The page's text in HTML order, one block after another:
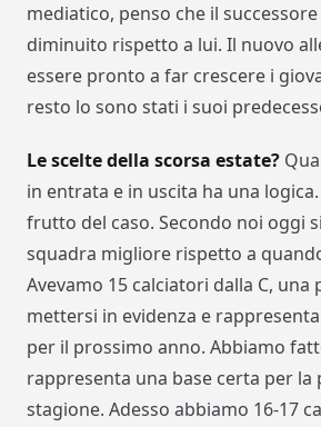
mediatico, penso che il
diminuito rispetto a lui. Il nuovo
essere pronto a far crescere i
resto lo sono stati i suoi
Le scelte della scorsa estate?
in entrata e in uscita ha una
frutto del caso. Secondo noi oggi
squadra migliore rispetto a
Avevamo 15 calciatori dalla C, una
mettersi in evidenza e
per il prossimo anno. Abbiamo
rappresenta una base certa per la
stagione. Adesso abbiamo 16-17